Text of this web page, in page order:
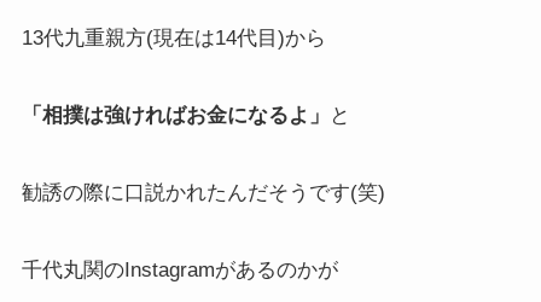
13代九重親方(現在は14代目)から
「相撲は強ければお金になるよ」 と
勧誘の際に口説かれたんだそうです(笑)
千代丸関のInstagramがあるのかが